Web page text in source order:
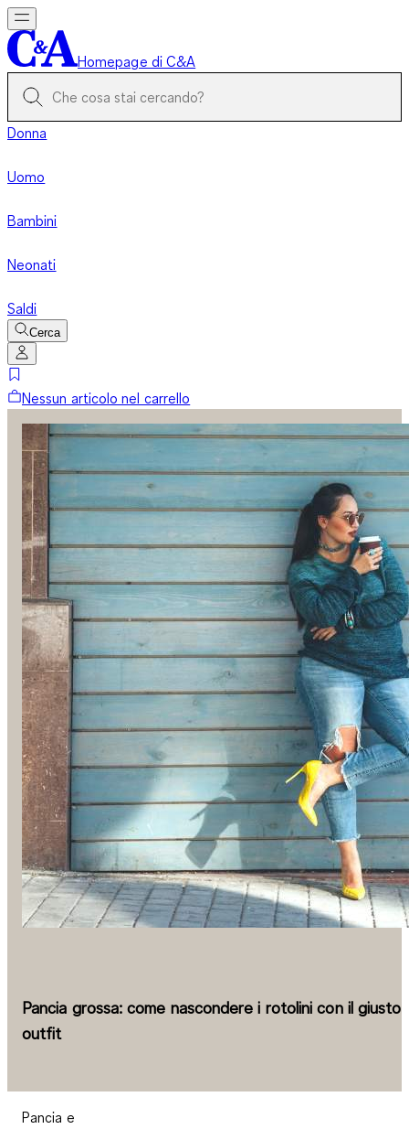
Homepage di C&A
Donna
Uomo
Bambini
Neonati
Saldi
Cerca
Nessun articolo nel carrello
Pancia grossa: come nascondere i rotolini con il giusto
outfit
Pancia e